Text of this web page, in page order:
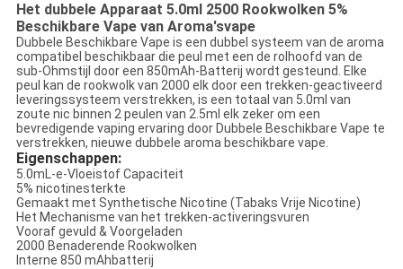
Het dubbele Apparaat 5.0ml 2500 Rookwolken 5%
Beschikbare Vape van Aroma'svape
Dubbele Beschikbare Vape is een dubbel systeem van de aroma
compatibel beschikbaar die peul met een de rolhoofd van de
sub-Ohmstijl door een 850mAh-Batterij wordt gesteund. Elke
peul kan de rookwolk van 2000 elk door een trekken-geactiveerd
leveringssysteem verstrekken, is een totaal van 5.0ml van
zoute nic binnen 2 peulen van 2.5ml elk zeker om een
bevredigende vaping ervaring door Dubbele Beschikbare Vape te
verstrekken, nieuwe dubbele aroma beschikbare vape.
Eigenschappen:
5.0mL-e-Vloeistof Capaciteit
5% nicotinesterkte
Gemaakt met Synthetische Nicotine (Tabaks Vrije Nicotine)
Het Mechanisme van het trekken-activeringsvuren
Vooraf gevuld & Voorgeladen
2000 Benaderende Rookwolken
Interne 850 mAhbatterij